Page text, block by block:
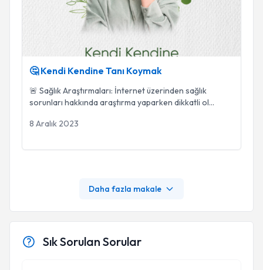
🤔 Kendi Kendine Tanı Koymak
🚨 Sağlık Araştırmaları: İnternet üzerinden sağlık
sorunları hakkında araştırma yaparken dikkatli ol...
8 Aralık 2023
Daha fazla makale
Sık Sorulan Sorular